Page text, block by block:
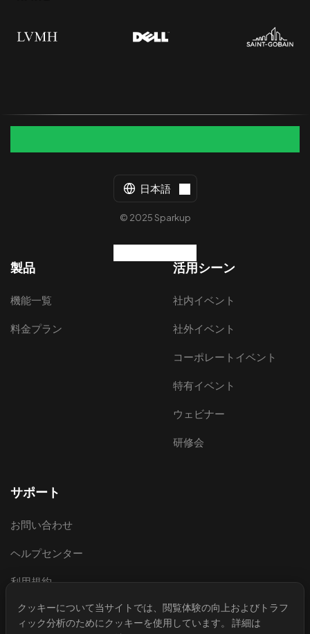
日本語
© 2025 Sparkup
製品
機能一覧
料金プラン
活用シーン
社内イベント
社外イベント
コーポレートイベント
特有イベント
ウェビナー
研修会
サポート
お問い合わせ
ヘルプセンター
利用規約
プライバシーポリシー
クッキーについて当サイトでは、閲覧体験の向上およびトラフ
ィック分析のためにクッキーを使用しています。 詳細は